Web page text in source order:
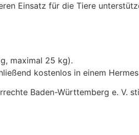
Einsatz für die Tiere
maximal 25 kg).
kostenlos in einem
Baden-Württemberg e. V.